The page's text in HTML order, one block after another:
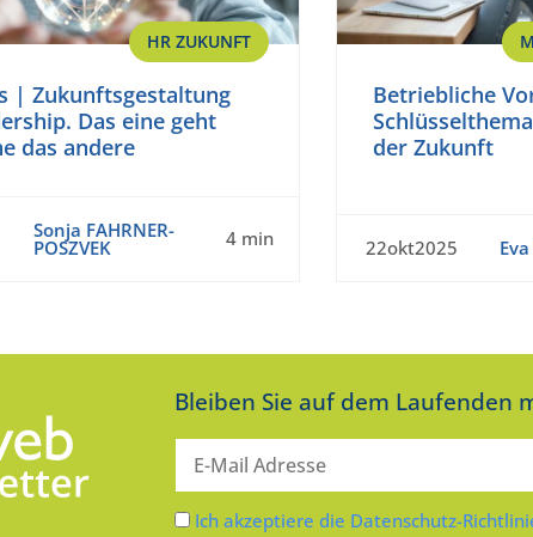
HR ZUKUNFT
| Zukunftsgestaltung
Das eine geht
das andere
Sonja FAHRNER-
POSZVEK 4 min
Betriebliche
der Zukunft
22okt2025
Bleiben Sie auf dem Laufenden
Ich akzeptiere die Datenschutz-